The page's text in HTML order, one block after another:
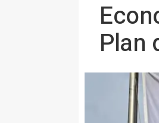
Plan